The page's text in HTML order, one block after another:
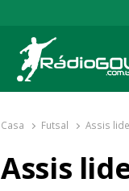
Rádio Gol
Há mais de 20 anos com
Casa Futsal Assis
Assis